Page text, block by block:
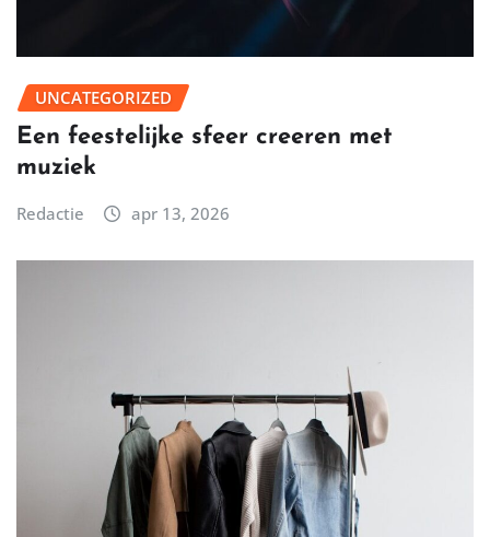
UNCATEGORIZED
Een feestelijke sfeer creeren met
muziek
Redactie apr 13, 2026